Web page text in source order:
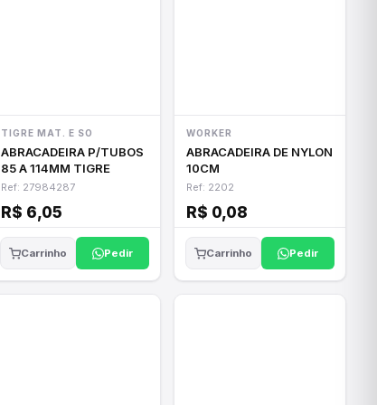
TIGRE MAT. E SO
ABRACADEIRA P/TUBOS
85 A 114MM TIGRE
Ref: 27984287
R$ 6,05
Carrinho Pedir
WORKER
ABRACADEIRA DE NYLON
10CM
Ref: 2202
R$ 0,08
Carrinho Pedir